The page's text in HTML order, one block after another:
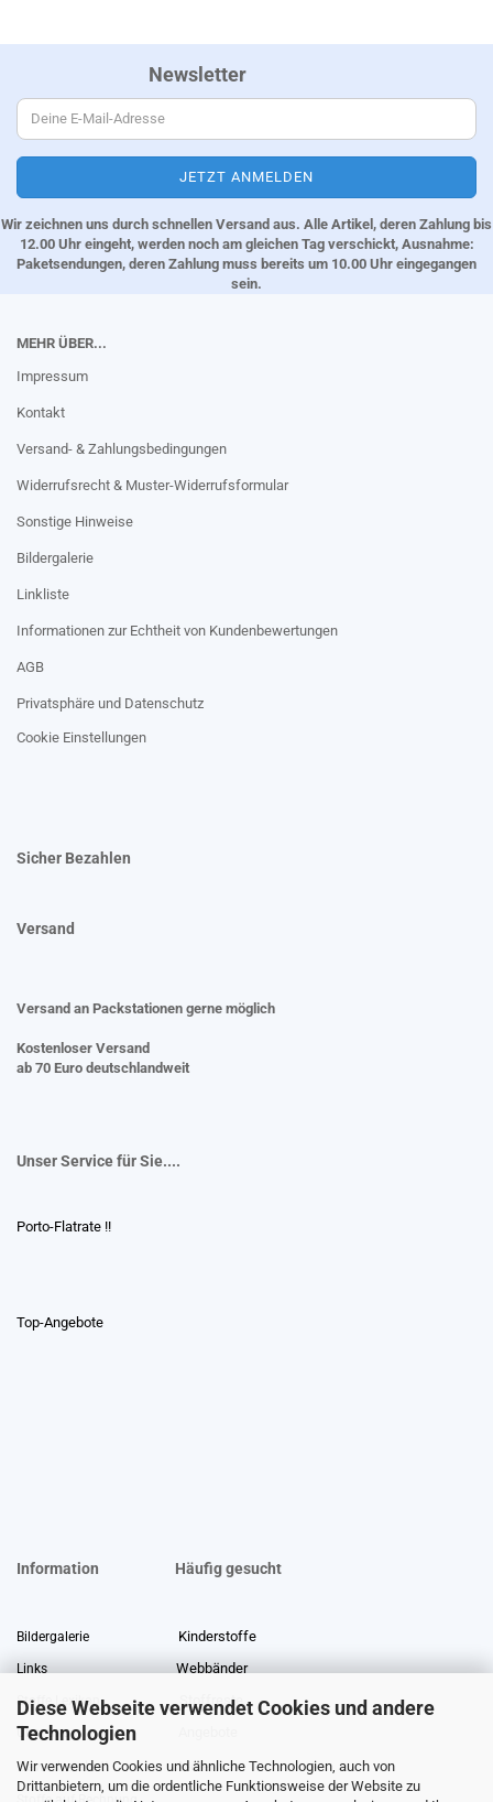
Diese Webseite verwendet Cookies und andere
Technologien
Wir verwenden Cookies und ähnliche Technologien, auch von
Drittanbietern, um die ordentliche Funktionsweise der Website zu
Newsletter
Wir zeichnen uns durch schnellen Versand aus. Alle Artikel, deren Zahlung bis
12.00 Uhr eingeht, werden noch am gleichen Tag verschickt, Ausnahme:
Paketsendungen, deren Zahlung muss bereits um 10.00 Uhr eingegangen
sein.
MEHR ÜBER...
Impressum
Kontakt
Versand- & Zahlungsbedingungen
Widerrufsrecht & Muster-Widerrufsformular
Sonstige Hinweise
Bildergalerie
Linkliste
Informationen zur Echtheit von Kundenbewertungen
AGB
Privatsphäre und Datenschutz
Cookie Einstellungen
Sicher Bezahlen
Versand
Versand an Packstationen gerne möglich
Kostenloser Versand
ab 70 Euro deutschlandweit
Unser Service für Sie....
Porto-Flatrate !!
Top-Angebote
Information Häufig gesucht
Bildergalerie Kinderstoffe
Links Webbänder
Stoffe Lexikon Stoffreste
Über uns
Gewerberabatt Meterware